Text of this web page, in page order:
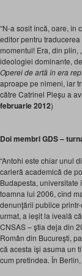
“N-a sosit încă, oare, în
editor pentru traducerea
momentul! Era, din plin,
ideologiei dominante,
Operei de artă în era
aproape pe nimeni, iar
către Catrinel Pleşu a
februarie 2012)
Doi membri GDS –
“Antohi este chiar unul
carieră academică de
Budapesta, universitate
toamna lui 2006, cînd
denunţării publice
urmat, a ieşit la iveală
CNSAS – ştia deja din
Român din Bucureşti,
că acesta îşi asuma un
cum pretindea. În